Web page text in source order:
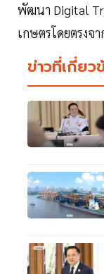
พัฒนา Digital
เกษตรโดยตรงจ
ข่าวที่เกี่ยว